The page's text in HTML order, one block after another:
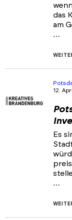
das
am
…
12.
Es
…